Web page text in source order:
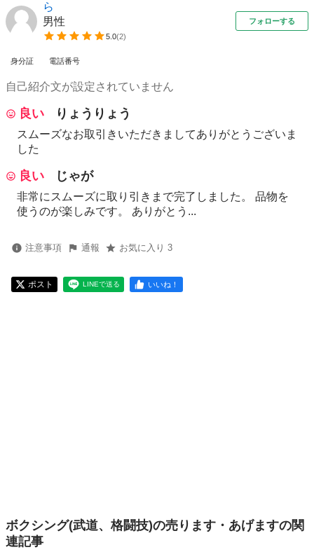
ら
男性
5.0(2)
フォローする
身分証 電話番号
自己紹介文が設定されていません
良い りょうりょう
スムーズなお取引きいただきましてありがとうございま
した
良い じゃが
非常にスムーズに取り引きまで完了しました。 品物を
使うのが楽しみです。 ありがとう...
注意事項 通報 お気に入り 3
ポスト LINEで送る いいね！
ボクシング(武道、格闘技)の売ります・あげますの関
連記事